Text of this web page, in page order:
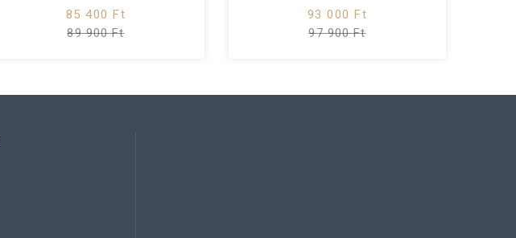
85 400 Ft
89 900 Ft
93 000 Ft
97 900 Ft